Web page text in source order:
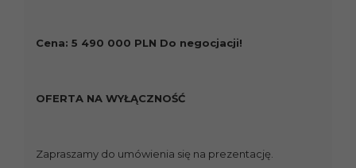
Cena: 5 490 000 PLN Do negocjacji!
OFERTA NA WYŁĄCZNOŚĆ
Zapraszamy do umówienia się na prezentację.